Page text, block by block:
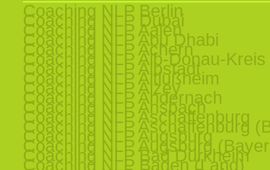
Coaching NLP Berlin
Coaching NLP Dubai
Coaching NLP Aalen
Coaching NLP Abu Dhabi
Coaching NLP Achern
Coaching NLP Alb-Donau-Kreis
Coaching NLP Albstadt
Coaching NLP Altlußheim
Coaching NLP Alzey
Coaching NLP Andernach
Coaching NLP Ansbach
Coaching NLP Aschaffenburg
Coaching NLP Aschaffenburg
Coaching NLP Augsburg
Coaching NLP Augsburg
Coaching NLP Bad Dürkheim
Coaching NLP Baden (Land)